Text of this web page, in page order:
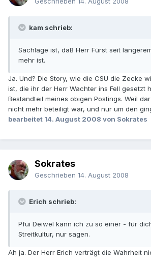
kam schrieb:
Sachlage ist, daß Herr Fürst seit
mehr ist.
Ja. Und? Die Story, wie die CSU die Zecke
ist, die ihr der Herr Wachter ins Fell gesetzt
Bestandteil meines obigen Postings. Weil
nicht mehr beteiligt war, und nur um den
bearbeitet 14. August 2008 von Sokrates
Sokrates
Geschrieben 14. August 2008
Erich schrieb:
Pfui Deiwel kann ich zu so einer - für
Streitkultur, nur sagen.
Ah ja. Der Herr Erich verträgt die Wahrheit